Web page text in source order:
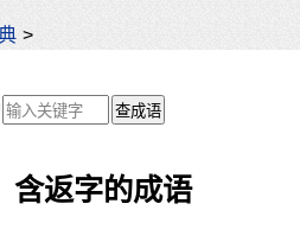
>
含返字的成语